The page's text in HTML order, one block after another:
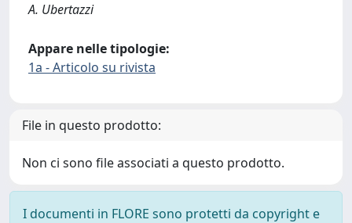
A. Ubertazzi
Appare nelle tipologie:
1a - Articolo su rivista
File in questo prodotto:
Non ci sono file associati a questo prodotto.
I documenti in FLORE sono protetti da copyright e